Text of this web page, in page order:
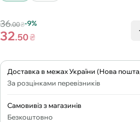
36.00₴-9%
32.50₴
Доставка в межах України (Нова
За розцінками перевізників
Самовивіз з магазинів
Безкоштовно